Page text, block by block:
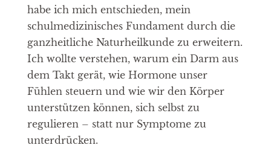
habe ich mich entschieden, mein
schulmedizinisches Fundament durch die
ganzheitliche Naturheilkunde zu erweitern.
Ich wollte verstehen, warum ein Darm aus
dem Takt gerät, wie Hormone unser
Fühlen steuern und wie wir den Körper
unterstützen können, sich selbst zu
regulieren – statt nur Symptome zu
unterdrücken.